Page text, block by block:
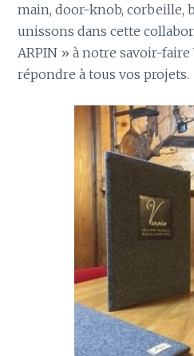
main, door-knob, corbeille,
unissons dans cette
ARPIN » à notre savoir-faire
répondre à tous vos projets.